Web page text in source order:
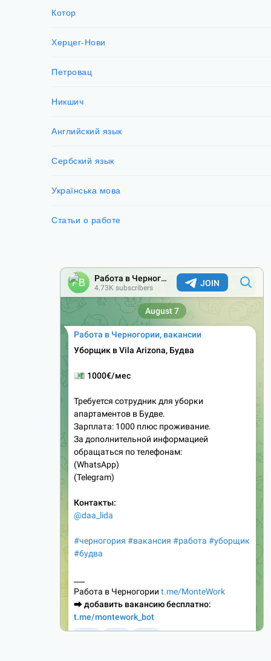
Котор
Херцег-Нови
Петровац
Никшич
Английский язык
Сербский язык
Українська мова
Статьи о работе